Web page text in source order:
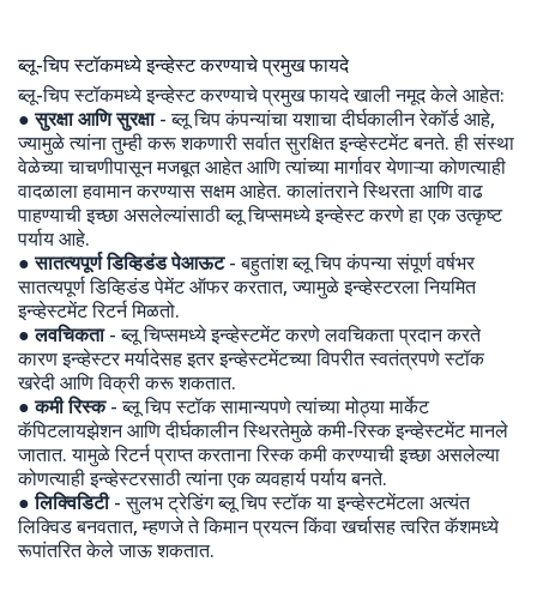
ब्लू-चिप स्टॉकमध्ये इन्व्हेस्ट करण्याचे प्रमुख फायदे
ब्लू-चिप स्टॉकमध्ये इन्व्हेस्ट करण्याचे प्रमुख फायदे खाली नमूद केले आहेत:
● सुरक्षा आणि सुरक्षा - ब्लू चिप कंपन्यांचा यशाचा दीर्घकालीन रेकॉर्ड आहे,
ज्यामुळे त्यांना तुम्ही करू शकणारी सर्वात सुरक्षित इन्व्हेस्टमेंट बनते. ही संस्था
वेळेच्या चाचणीपासून मजबूत आहेत आणि त्यांच्या मार्गावर येणाऱ्या कोणत्याही
वादळाला हवामान करण्यास सक्षम आहेत. कालांतराने स्थिरता आणि वाढ
पाहण्याची इच्छा असलेल्यांसाठी ब्लू चिप्समध्ये इन्व्हेस्ट करणे हा एक उत्कृष्ट
पर्याय आहे.
● सातत्यपूर्ण डिव्हिडंड पेआऊट- बहुतांश ब्लू चिप कंपन्या संपूर्ण वर्षभर
सातत्यपूर्ण डिव्हिडंड पेमेंट ऑफर करतात, ज्यामुळे इन्व्हेस्टरला नियमित
इन्व्हेस्टमेंट रिटर्न मिळतो.
●लवचिकता- ब्लू चिप्समध्ये इन्व्हेस्टमेंट करणे लवचिकता प्रदान करते
कारण इन्व्हेस्टर मर्यादेसह इतर इन्व्हेस्टमेंटच्या विपरीत स्वतंत्रपणे स्टॉक
खरेदी आणि विक्री करू शकतात.
●कमी रिस्क- ब्लू चिप स्टॉक सामान्यपणे त्यांच्या मोठ्या मार्केट
कॅपिटलायझेशन आणि दीर्घकालीन स्थिरतेमुळे कमी-रिस्क इन्व्हेस्टमेंट मानले
जातात. यामुळे रिटर्न प्राप्त करताना रिस्क कमी करण्याची इच्छा असलेल्या
कोणत्याही इन्व्हेस्टरसाठी त्यांना एक व्यवहार्य पर्याय बनते.
● लिक्विडिटी- सुलभ ट्रेडिंग ब्लू चिप स्टॉक या इन्व्हेस्टमेंटला अत्यंत
लिक्विड बनवतात, म्हणजे ते किमान प्रयत्न किंवा खर्चासह त्वरित कॅशमध्ये
रूपांतरित केले जाऊ शकतात.